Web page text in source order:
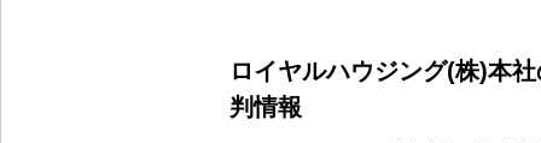
ロイヤルハウジング(株)本
判情報